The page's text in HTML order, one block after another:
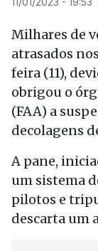
Milhares de
atrasados
feira (11),
obrigou o
(FAA) a
decolagens
A pane,
um sistema
pilotos e
descarta um